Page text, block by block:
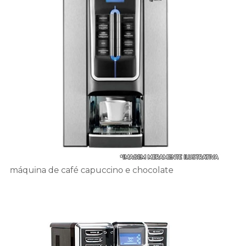
máquina de café capuccino e chocolate